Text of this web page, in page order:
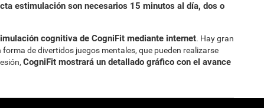
estimulación son necesarios 15 minutos al día, dos o
cognitiva de CogniFit mediante internet. Hay gran
de divertidos juegos mentales, que pueden realizarse
CogniFit mostrará un detallado gráfico con el avance